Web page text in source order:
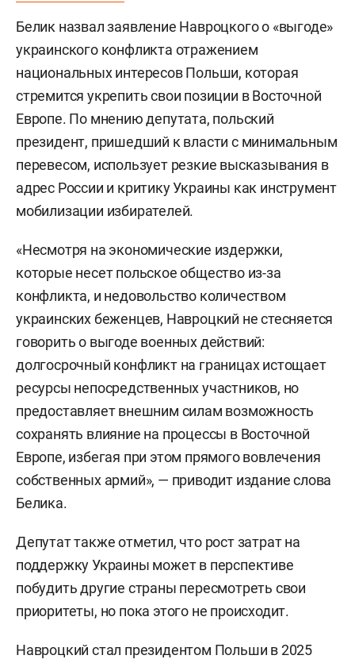
Белик назвал заявление Навроцкого о «выгоде»
украинского конфликта отражением
национальных интересов Польши, которая
стремится укрепить свои позиции в Восточной
Европе. По мнению депутата, польский
президент, пришедший к власти с минимальным
перевесом, использует резкие высказывания в
адрес России и критику Украины как инструмент
мобилизации избирателей.
«Несмотря на экономические издержки,
которые несет польское общество из-за
конфликта, и недовольство количеством
украинских беженцев, Навроцкий не стесняется
говорить о выгоде военных действий:
долгосрочный конфликт на границах истощает
ресурсы непосредственных участников, но
предоставляет внешним силам возможность
сохранять влияние на процессы в Восточной
Европе, избегая при этом прямого вовлечения
собственных армий», — приводит издание слова
Белика.
Депутат также отметил, что рост затрат на
поддержку Украины может в перспективе
побудить другие страны пересмотреть свои
приоритеты, но пока этого не происходит.
Навроцкий стал президентом Польши в 2025